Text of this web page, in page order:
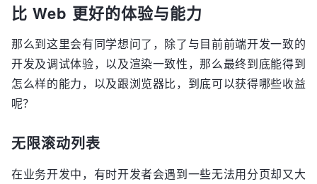
比 Web 更好的体验与能力
那么到这里会有同学想问了，除了与目前前端开发一致的
开发及调试体验，以及渲染一致性，那么最终到底能得到
怎么样的能力，以及跟浏览器比，到底可以获得哪些收益
呢？
无限滚动列表
在业务开发中，有时开发者会遇到一些无法用分页却又大